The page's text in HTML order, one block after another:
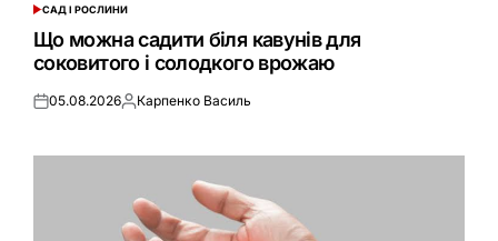
ОПУБЛІКУВАТИ
У
САД І РОСЛИНИ
Що можна садити біля кавунів для
соковитого і солодкого врожаю
Оприлюднено
05.08.2026Опубліковано
Карпенко Василь